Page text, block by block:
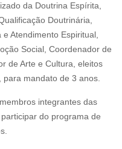
da Doutrina Espírita,
Doutrinária,
Atendimento Espiritual,
Social, Coordenador de
de Arte e Cultura, eleitos
mandato de 3 anos.
integrantes das
do programa de